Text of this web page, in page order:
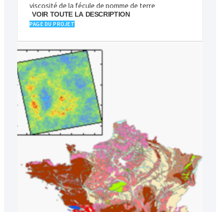
viscosité de la fécule de pomme de terre
VOIR TOUTE LA DESCRIPTION
PAGE DU PROJET